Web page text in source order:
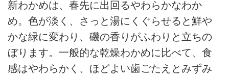
新わかめは、春先に出回るやわらかなわか
め。色が淡く、さっと湯にくぐらせると鮮や
かな緑に変わり、磯の香りがふわりと立ちの
ぼります。一般的な乾燥わかめに比べて、食
感はやわらかく、ほどよい歯ごたえとみずみ